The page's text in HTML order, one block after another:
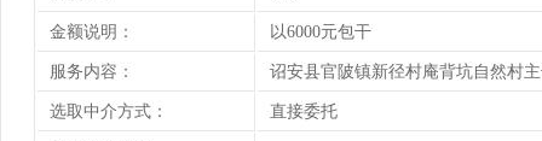
金额说明： 以6000元包干
服务内容： 诏安县官陂镇新径村庵背坑自然村
选取中介方式： 直接委托